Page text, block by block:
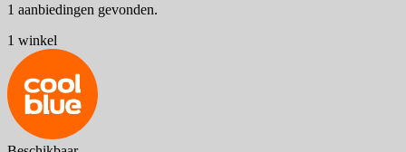
1 aanbiedingen gevonden.
1 winkel